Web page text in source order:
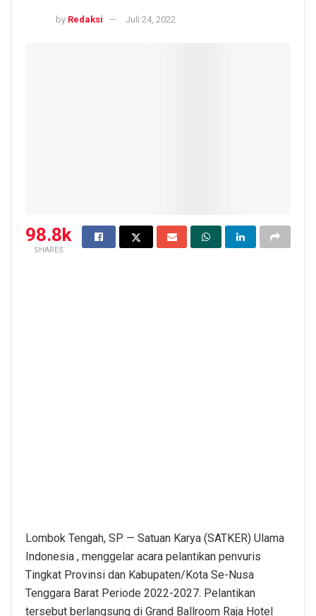
by Redaksi Juli 24, 2022
98.8k
SHARES
Lombok Tengah, SP — Satuan Karya (SATKER) Ulama
Indonesia , menggelar acara pelantikan penvuris
Tingkat Provinsi dan Kabupaten/Kota Se-Nusa
Tenggara Barat Periode 2022-2027. Pelantikan
tersebut berlangsung di Grand Ballroom Raja Hotel